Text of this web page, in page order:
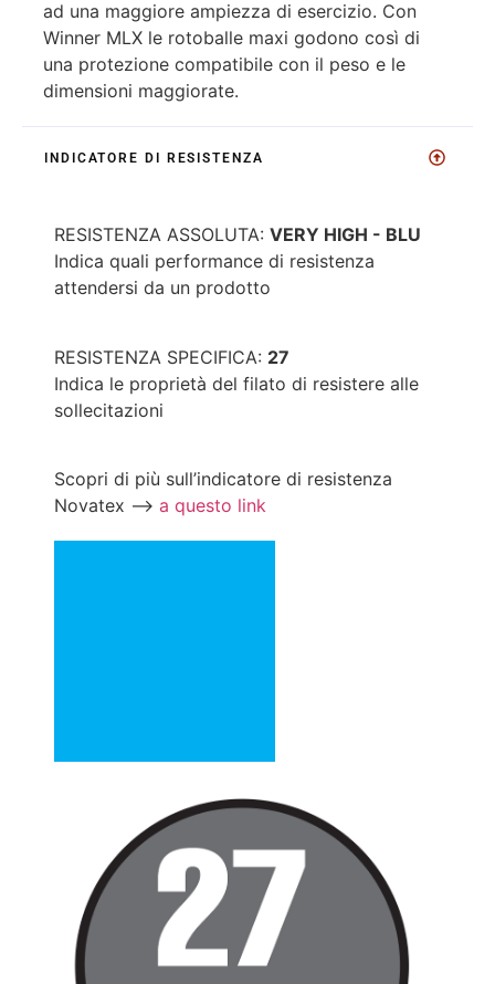
ad una maggiore ampiezza di esercizio. Con
Winner MLX le rotoballe maxi godono così di
una protezione compatibile con il peso e le
dimensioni maggiorate.
INDICATORE DI RESISTENZA
RESISTENZA ASSOLUTA: VERY HIGH - BLU
Indica quali performance di resistenza
attendersi da un prodotto
RESISTENZA SPECIFICA: 27
Indica le proprietà del filato di resistere alle
sollecitazioni
Scopri di più sull’indicatore di resistenza
Novatex ⟶ a questo link